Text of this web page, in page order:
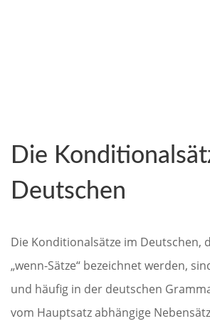
Die
Deutschen
Die Konditionalsätze im Deutschen,
„wenn-Sätze“ bezeichnet werden,
und häufig in der deutschen
vom Hauptsatz abhängige